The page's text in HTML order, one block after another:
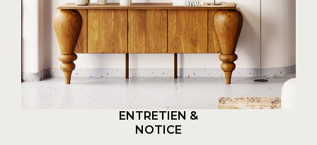
ENTRETIEN &
NOTICE